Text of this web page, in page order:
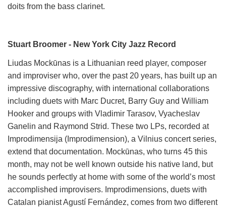
doits from the bass clarinet.
Stuart Broomer - New York City Jazz Record
Liudas Mockūnas is a Lithuanian reed player, composer
and improviser who, over the past 20 years, has built up an
impressive discography, with international collaborations
including duets with Marc Ducret, Barry Guy and William
Hooker and groups with Vladimir Tarasov, Vyacheslav
Ganelin and Raymond Strid. These two LPs, recorded at
Improdimensija (Improdimension), a Vilnius concert series,
extend that documentation. Mockūnas, who turns 45 this
month, may not be well known outside his native land, but
he sounds perfectly at home with some of the world’s most
accomplished improvisers. Improdimensions, duets with
Catalan pianist Agustí Fernández, comes from two different